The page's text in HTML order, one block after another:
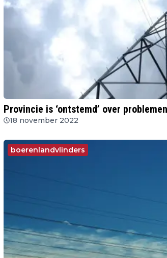
Provincie is ‘ontstemd’ over
18 november 2022
boerenlandvlinders